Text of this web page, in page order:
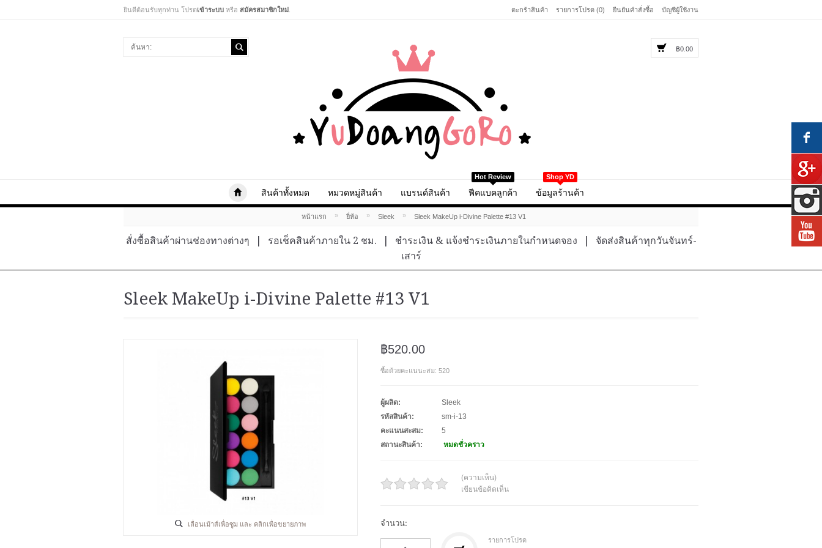
ยินดีต้อนรับทุกท่าน โปรดเข้าระบบ หรือ สมัครสมาชิกใหม่ ตะกร้าสินค้า รายการโปรด (0) ยืนยันคำสั่งซื้อ บัญชีผู้ใช้งาน
฿0.00
สินค้าทั้งหมด หมวดหมู่สินค้า แบรนด์สินค้า
Hot Review
ฟีคแบคลูกค้า
Shop YD
ข้อมูลร้านค้า
หน้าแรก » ยี่ห้อ » Sleek » Sleek MakeUp i-Divine Palette #13 V1
สั่งซื้อสินค้าผ่านช่องทางต่างๆ รอเช็คสินค้าภายใน 2 ชม. ชำระเงิน & แจ้งชำระเงินภายในกำหนดจอง
จัดส่งสินค้าทุกวันจันทร์-
เสาร์
Sleek MakeUp i-Divine Palette #13 V1
เลื่อนเม้าส์เพื่อซูม และ คลิกเพื่อขยายภาพ
฿520.00
ซื้อด้วยคะแนนะสม: 520
ผู้ผลิต:
Sleek
รหัสสินค้า:
sm-i-13
คะแนนสะสม:
5
สถานะสินค้า:
หมดชั่วคราว
(ความเห็น)
เขียนข้อคิดเห็น
จำนวน:
รายการโปรด